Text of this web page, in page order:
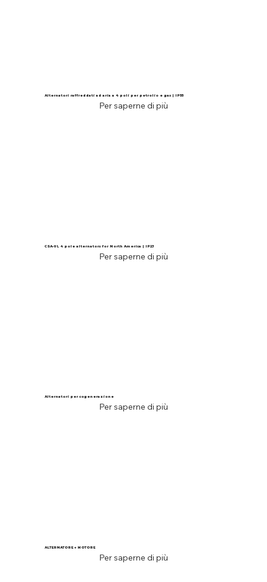
Alternatori raffreddati ad aria a 4 poli per petrolio e gas | IP55
Per saperne di più
CSA-UL 4 pole alternators for North America | IP23
Per saperne di più
Alternatori per cogenerazione
Per saperne di più
ALTERNATORE + MOTORE
Per saperne di più